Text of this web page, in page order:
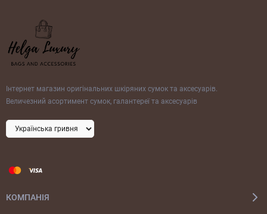
Інтернет магазин оригінальних шкіряних сумок та аксесуарів.
Величезний асортимент сумок, галантереї та аксесуарів
КОМПАНІЯ